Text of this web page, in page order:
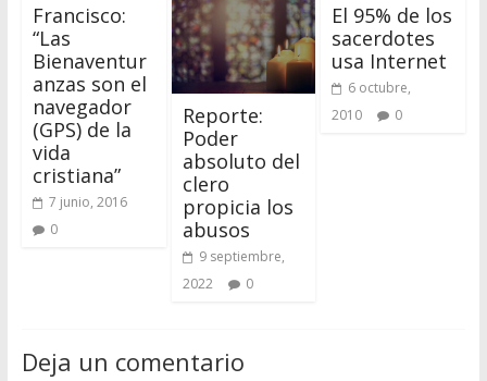
Francisco:
“Las
Bienaventur
anzas son el
navegador
(GPS) de la
vida
cristiana”
7 junio, 2016
0
Reporte:
Poder
absoluto del
clero
propicia los
abusos
9 septiembre,
2022
0
El 95% de los
sacerdotes
usa Internet
6 octubre,
2010
0
Deja un comentario